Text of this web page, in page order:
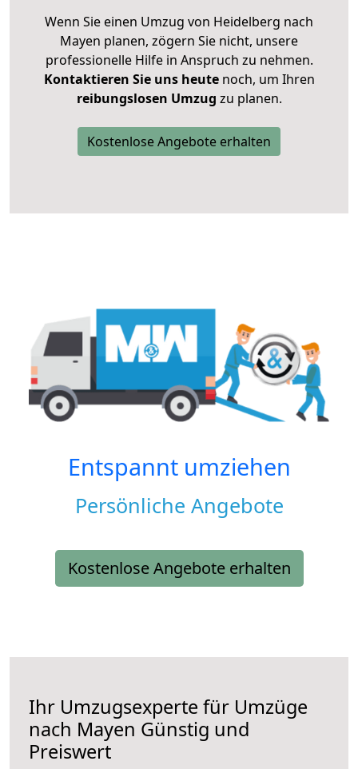
Wenn Sie einen Umzug von Heidelberg nach
Mayen planen, zögern Sie nicht, unsere
professionelle Hilfe in Anspruch zu nehmen.
Kontaktieren Sie uns heutenoch, um Ihren
reibungslosen Umzug zu planen.
Kostenlose Angebote erhalten
Entspannt umziehen
Persönliche Angebote
Kostenlose Angebote erhalten
Ihr Umzugsexperte für Umzüge
nach Mayen Günstig und
Preiswert